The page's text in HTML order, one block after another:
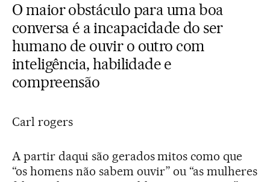
O maior obstáculo para uma boa
conversa é a incapacidade do ser
humano de ouvir o outro com
inteligência, habilidade e
compreensão
Carl rogers
A partir daqui são gerados mitos como que
“os homens não sabem ouvir” ou “as mulheres